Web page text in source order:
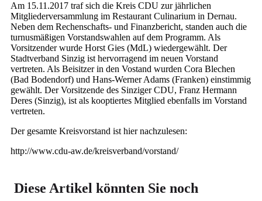
Am 15.11.2017 traf sich die Kreis CDU zur jährlichen
Mitgliederversammlung im Restaurant Culinarium in Dernau.
Neben dem Rechenschafts- und Finanzbericht, standen auch die
turnusmäßigen Vorstandswahlen auf dem Programm. Als
Vorsitzender wurde Horst Gies (MdL) wiedergewählt. Der
Stadtverband Sinzig ist hervorragend im neuen Vorstand
vertreten. Als Beisitzer in den Vostand wurden Cora Blechen
(Bad Bodendorf) und Hans-Werner Adams (Franken) einstimmig
gewählt. Der Vorsitzende des Sinziger CDU, Franz Hermann
Deres (Sinzig), ist als kooptiertes Mitglied ebenfalls im Vorstand
vertreten.
Der gesamte Kreisvorstand ist hier nachzulesen:
http://www.cdu-aw.de/kreisverband/vorstand/
Diese Artikel könnten Sie noch